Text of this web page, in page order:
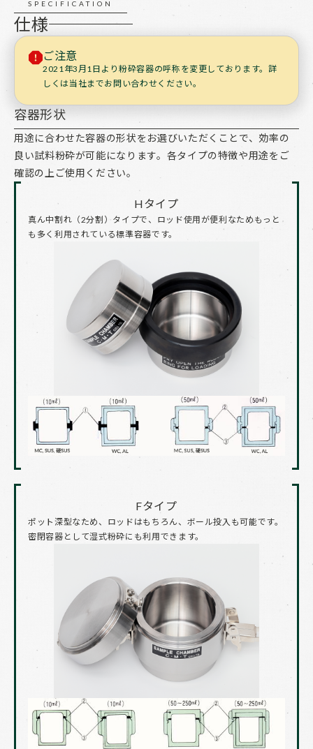
SPECIFICATION
仕様
ご注意
2021年3月1日より粉砕容器の呼称を変更しております。詳
しくは当社までお問い合わせください。
容器形状
用途に合わせた容器の形状をお選びいただくことで、効率の
良い試料粉砕が可能になります。各タイプの特徴や用途をご
確認の上ご使用ください。
Hタイプ
真ん中割れ（2分割）タイプで、ロッド使用が便利なためもっと
も多く利用されている標準容器です。
Fタイプ
ポット深型なため、ロッドはもちろん、ボール投入も可能です。
密閉容器として湿式粉砕にも利用できます。​​​​​​​